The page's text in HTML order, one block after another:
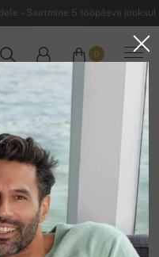
– Saatmine 5 tööpäeva
0